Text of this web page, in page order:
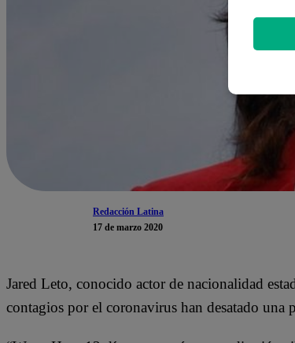
Redacción Latina
17 de marzo 2020
Jared Leto, conocido actor de nacionalidad
contagios por el coronavirus han desatado una